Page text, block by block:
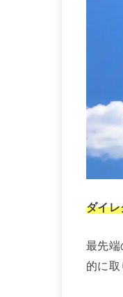
ダイ
最先
的に取